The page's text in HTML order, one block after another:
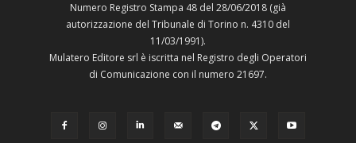
Numero Registro Stampa 48 del 28/06/2018 (già
autorizzazione del Tribunale di Torino n. 4310 del
11/03/1991).
Mulatero Editore srl è iscritta nel Registro degli Operatori
di Comunicazione con il numero 21697.